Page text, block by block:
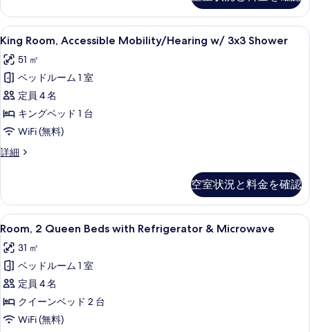
て
の
写
真
を
表
示
す
る
with
Sofa
bed
詳
細
King
Room,
Accessible
Mobility/Hearing
w/
3x3
Shower
の
て
の
写
真
を
表
示
す
低刺激性寝具、羽毛の掛け布団、セ
5
King Room, Accessible Mobility/Hearing w/ 3x3 Shower
51 ㎡
ベッドルーム 1 室
定員 4 名
キングベッド 1 台
WiFi (無料)
詳細
King
w/
3x3
Shower
詳
細
空室状況と料金を確認
Room,
2
Queen
Beds
with
Refrigerator
&
低刺激性寝具、羽毛の掛け布団、セ
5
Room, 2 Queen Beds with Refrigerator & Microwave
31 ㎡
ベッドルーム 1 室
定員 4 名
クイーンベッド 2 台
WiFi (無料)